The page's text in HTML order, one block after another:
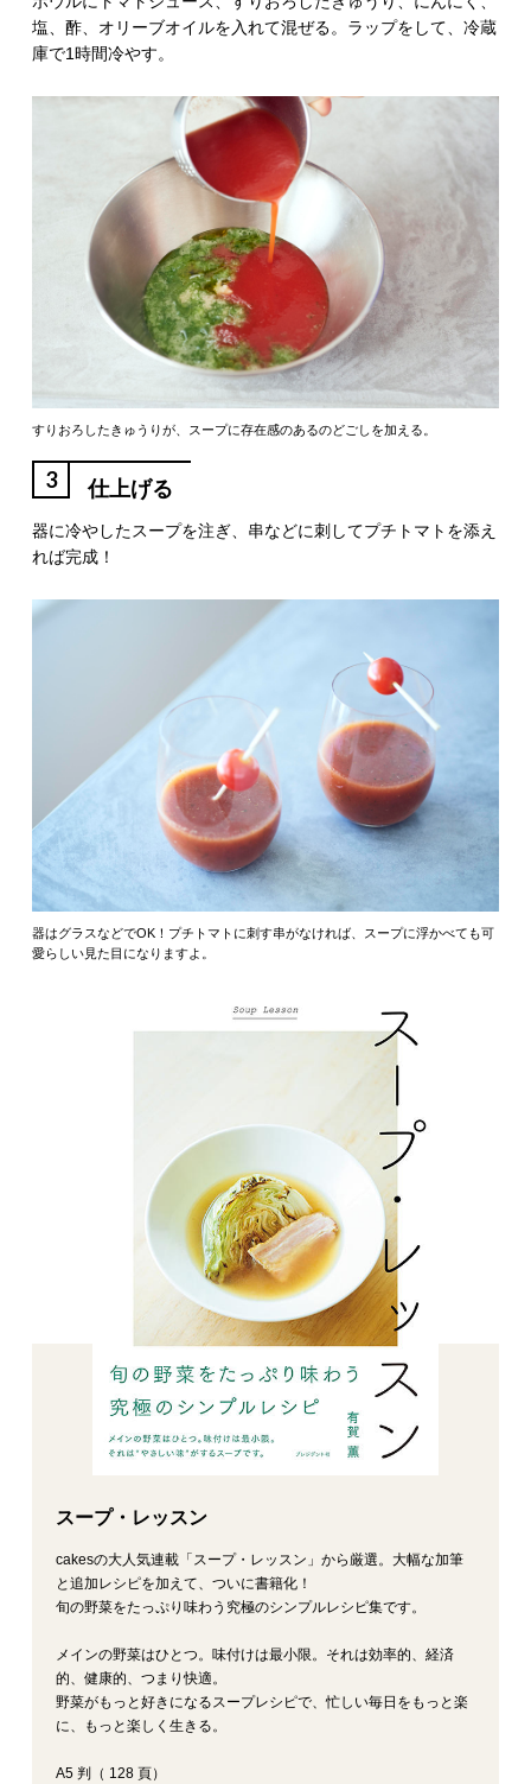
塩、酢、オリーブオイルを入れて混ぜる。ラップをして、冷蔵
庫で1時間冷やす。
すりおろしたきゅうりが、スープに存在感のあるのどごしを加える。
3 仕上げる
器に冷やしたスープを注ぎ、串などに刺してプチトマトを添え
れば完成！
器はグラスなどでOK！プチトマトに刺す串がなければ、スープに浮かべても可
愛らしい見た目になりますよ。
スープ・レッスン
cakesの大人気連載「スープ・レッスン」から厳選。大幅な加筆
と追加レシピを加えて、ついに書籍化！
旬の野菜をたっぷり味わう究極のシンプルレシピ集です。
メインの野菜はひとつ。味付けは最小限。それは効率的、経済
的、健康的、つまり快適。
野菜がもっと好きになるスープレシピで、忙しい毎日をもっと楽
に、もっと楽しく生きる。
A5 判（ 128 頁）